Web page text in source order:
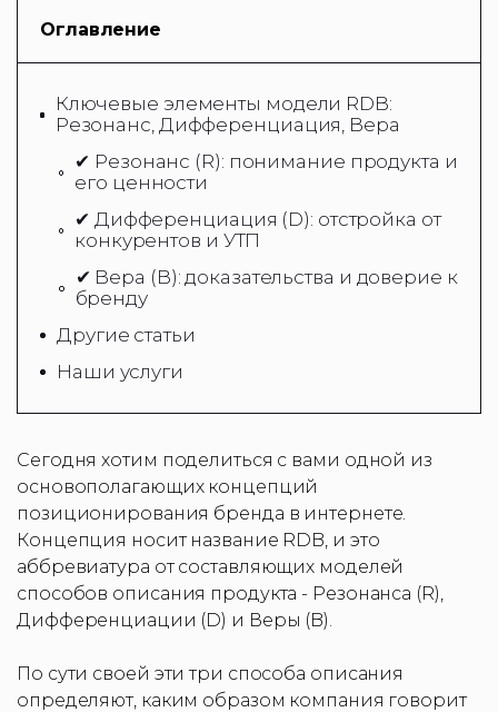
Оглавление
Ключевые элементы модели RDB:
Резонанс, Дифференциация, Вера
✔ Резонанс (R): понимание продукта и
его ценности
✔ Дифференциация (D): отстройка от
конкурентов и УТП
✔ Вера (B): доказательства и доверие к
бренду
Другие статьи
Наши услуги
Сегодня хотим поделиться с вами одной из
основополагающих концепций
позиционирования бренда в интернете.
Концепция носит название RDB, и это
аббревиатура от составляющих моделей
способов описания продукта - Резонанса (R),
Дифференциации (D) и Веры (B).
По сути своей эти три способа описания
определяют, каким образом компания говорит